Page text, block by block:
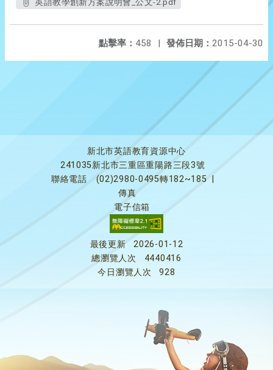
發佈日期： 2015-04-30
點擊率： 458 |
新北市英語教育資源中心
241035新北市三重區重陽路三段3號
聯絡電話
(02)2980-0495轉182~185
傳真
電子信箱
最後更新
2026-01-12
總瀏覽人次
4440416
今日瀏覽人次
928